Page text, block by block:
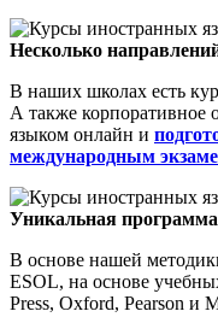
Несколько
В наших школах есть
А также корпоративное
языком онлайн и
международным
Уникальная программа
В основе нашей
ESOL, на основе
Press, Oxford, Pearson и